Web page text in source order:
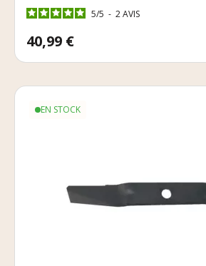
5/5 - 2AVIS
Prix
40,99 €
EN STOCK